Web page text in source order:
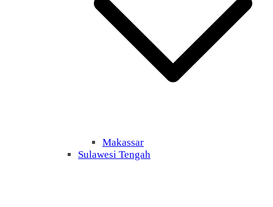
Makassar
Sulawesi Tengah